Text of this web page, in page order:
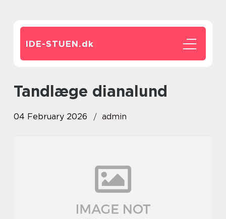
IDE-STUEN.dk
tandlæge dianalund
04 February 2026 admin